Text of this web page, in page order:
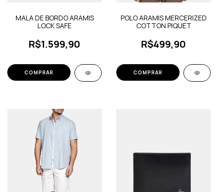
MALA DE BORDO ARAMIS
LOCK SAFE
R$1.599,90
COMPRAR
POLO ARAMIS MERCERIZED
COTTON PIQUET
R$499,90
COMPRAR